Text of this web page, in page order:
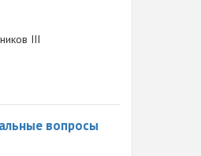
III
вопросы